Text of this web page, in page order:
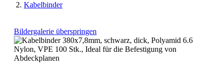
Kabelbinder
Bildergalerie überspringen